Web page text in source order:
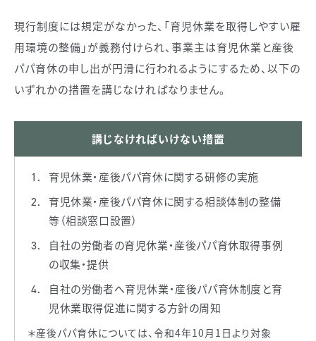
現行制度には規定がなかった、「育児休業を取得しやすい雇
用環境の整備」が義務付けられ、事業主は育児休業と産後
パパ育休の申し出が円滑に行われるようにするため、以下の
いずれかの措置を講じなければなりません。
講じなければいけない措置
育児休業・産後パパ育休に関する研修の実施
育児休業・産後パパ育休に関する相談体制の整備
等（相談窓口設置）
自社の労働者の育児休業・産後パパ育休取得事例
の収集・提供
自社の労働者へ育児休業・産後パパ育休制度と育
児休業取得促進に関する方針の周知
＊産後パパ育休については、令和4年10月1日より対象